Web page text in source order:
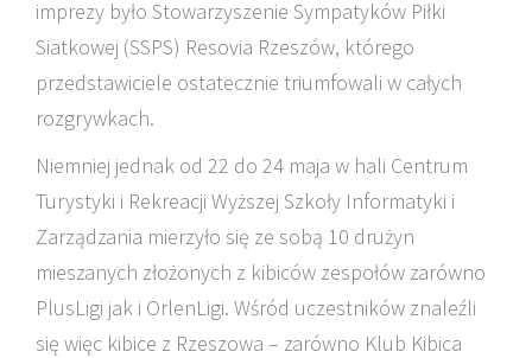
imprezy było Stowarzyszenie Sympatyków Piłki
Siatkowej (SSPS) Resovia Rzeszów, którego
przedstawiciele ostatecznie triumfowali w całych
rozgrywkach.
Niemniej jednak od 22 do 24 maja w hali Centrum
Turystyki i Rekreacji Wyższej Szkoły Informatyki i
Zarządzania mierzyło się ze sobą 10 drużyn
mieszanych złożonych z kibiców zespołów zarówno
PlusLigi jak i OrlenLigi. Wśród uczestników znaleźli
się więc kibice z Rzeszowa – zarówno Klub Kibica